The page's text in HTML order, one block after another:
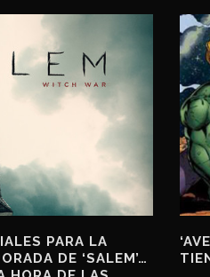
PARA LA
DE ‘SALEM’…